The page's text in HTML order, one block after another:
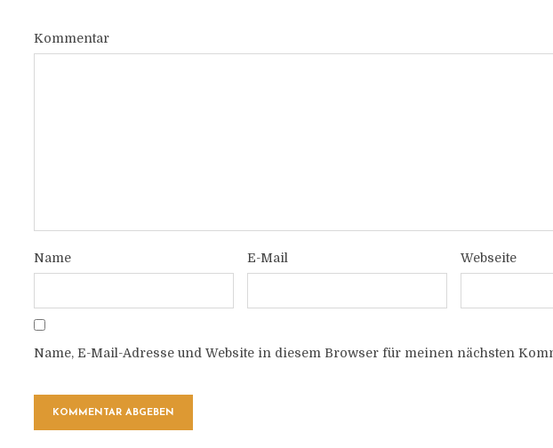
Kommentar
Name E-Mail Webseite
Name, E-Mail-Adresse und Website in diesem Browser für meinen nächsten